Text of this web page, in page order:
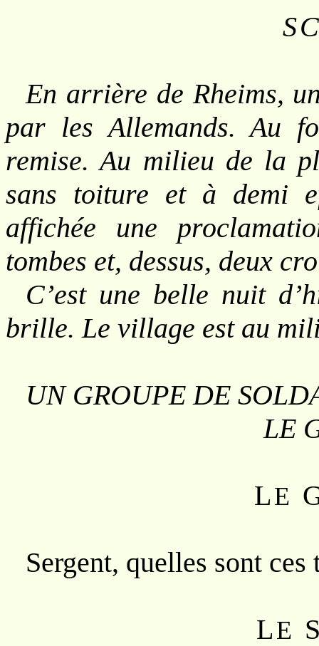
En arrière de Rheims,
par les Allemands. Au
remise. Au milieu de la
sans toiture et à demi
affichée une
tombes et, dessus, deux
C’est une belle nuit
brille. Le village est au
UN GROUPE DE
LE
LE
Sergent, quelles sont ces
LE